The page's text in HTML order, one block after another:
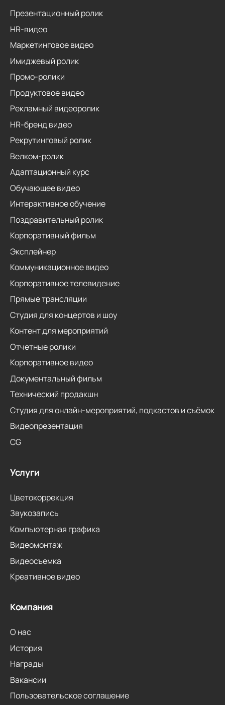
Презентационный ролик
HR-видео
Маркетинговое видео
Имиджевый ролик
Промо-ролики
Продуктовое видео
Рекламный видеоролик
HR-бренд видео
Рекрутинговый ролик
Велком-ролик
Адаптационный курс
Обучающее видео
Интерактивное обучение
Поздравительный ролик
Корпоративный фильм
Эксплейнер
Коммуникационное видео
Корпоративное телевидение
Прямые трансляции
Студия для концертов и шоу
Контент для мероприятий
Отчетные ролики
Корпоративное видео
Документальный фильм
Технический продакшн
Студия для онлайн-мероприятий, подкастов и съёмок
Видеопрезентация
CG
Услуги
Цветокоррекция
Звукозапись
Компьютерная графика
Видеомонтаж
Видеосъемка
Креативное видео
Компания
О нас
История
Награды
Вакансии
Пользовательское соглашение